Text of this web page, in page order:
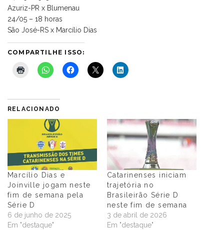
Azuriz-PR x Blumenau
24/05 – 18 horas
São José-RS x Marcílio Dias
COMPARTILHE ISSO:
RELACIONADO
Marcílio Dias e
Joinville jogam neste
fim de semana pela
Série D
6 de junho de 2025
Em "destaque"
Catarinenses iniciam
trajetória no
Brasileirão Série D
neste fim de semana
3 de abril de 2026
Em "destaque"